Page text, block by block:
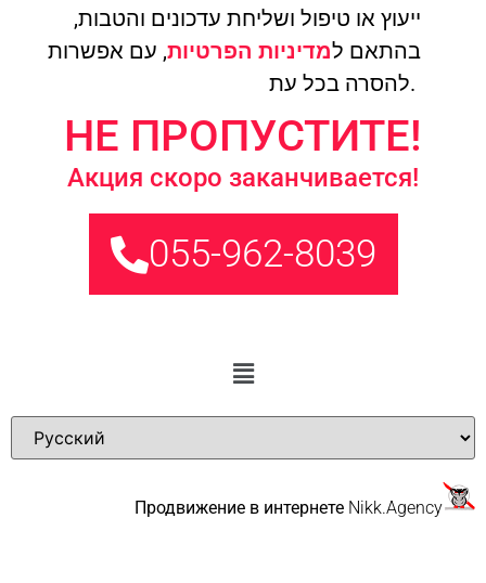
ייעוץ או טיפול ושליחת עדכונים והטבות,
בהתאם למדיניות הפרטיות, עם אפשרות
להסרה בכל עת.
НЕ ПРОПУСТИТЕ!
Акция скоро заканчивается!
055-962-8039
Продвижение в интернете Nikk.Agency